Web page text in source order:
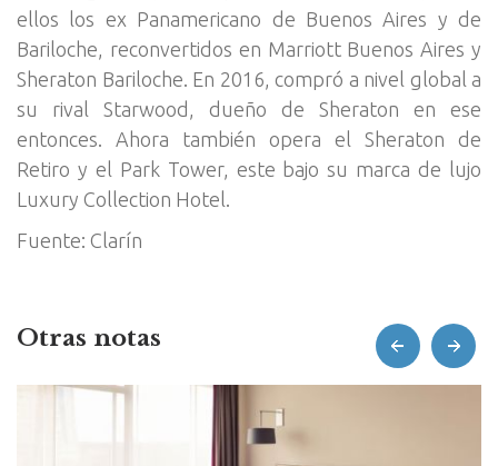
ellos los ex Panamericano de Buenos Aires y de
Bariloche, reconvertidos en Marriott Buenos Aires y
Sheraton Bariloche. En 2016, compró a nivel global a
su rival Starwood, dueño de Sheraton en ese
entonces. Ahora también opera el Sheraton de
Retiro y el Park Tower, este bajo su marca de lujo
Luxury Collection Hotel.
Fuente: Clarín
Otras notas prev next